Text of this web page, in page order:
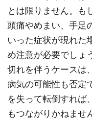
とは限りません。も
頭痛やめまい、手足
いった症状が現れた
め注意が必要でしょ
切れを伴うケースは
病気の可能性も否定
を失って転倒すれば
もつながりかねませ